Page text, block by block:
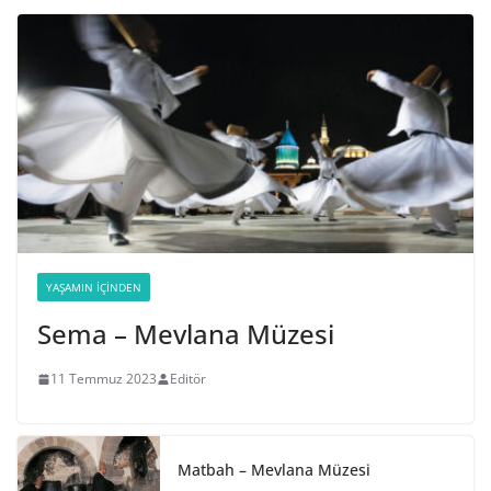
YAŞAMIN İÇINDEN
Sema – Mevlana Müzesi
11 Temmuz 2023 Editör
Matbah – Mevlana Müzesi